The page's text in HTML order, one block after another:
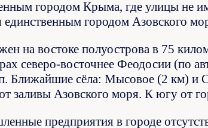
городом Крыма, где улицы не
единственным городом Азовского
на востоке полуострова в 75
северо-восточнее Феодосии (по
Ближайшие сёла: Мысовое (2 км) и
заливы Азовского моря. К югу от
предприятия в городе